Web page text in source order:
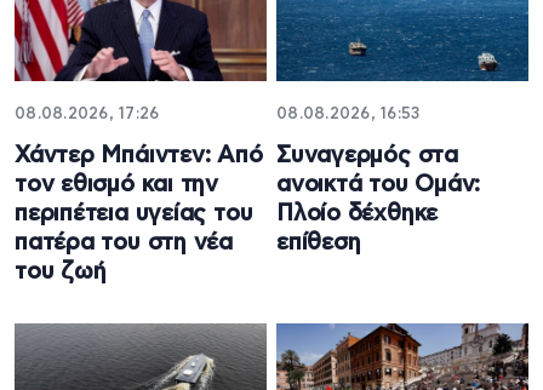
08.08.2026, 17:26
Χάντερ Μπάιντεν: Από
τον εθισμό και την
περιπέτεια υγείας του
πατέρα του στη νέα
του ζωή
08.08.2026, 16:53
Συναγερμός στα
ανοικτά του Ομάν:
Πλοίο δέχθηκε
επίθεση